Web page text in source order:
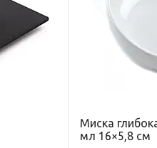
Миска
мл 16×5,8 см